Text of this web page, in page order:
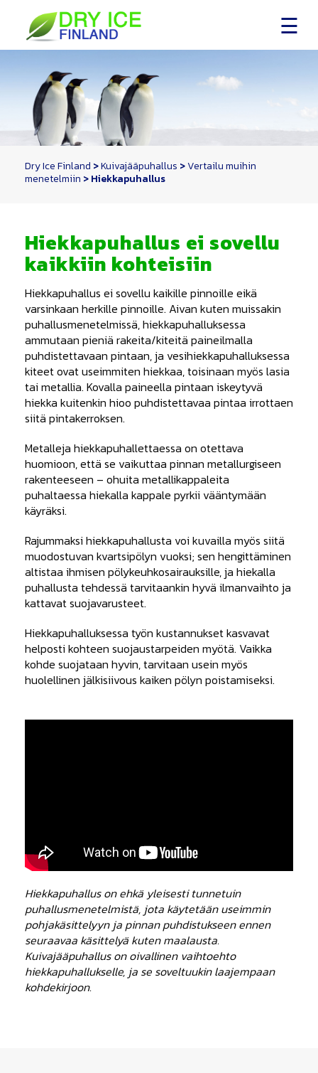
content
Dry Ice Finland >Kuivajääpuhallus >Vertailu muihin
menetelmiin >Hiekkapuhallus
Hiekkapuhallus ei sovellu
kaikkiin kohteisiin
Hiekkapuhallus ei sovellu kaikille pinnoille eikä
varsinkaan herkille pinnoille. Aivan kuten muissakin
puhallusmenetelmissä, hiekkapuhalluksessa
ammutaan pieniä rakeita/kiteitä paineilmalla
puhdistettavaan pintaan, ja vesihiekkapuhalluksessa
kiteet ovat useimmiten hiekkaa, toisinaan myös lasia
tai metallia. Kovalla paineella pintaan iskeytyvä
hiekka kuitenkin hioo puhdistettavaa pintaa irrottaen
siitä pintakerroksen.
Metalleja hiekkapuhallettaessa on otettava
huomioon, että se vaikuttaa pinnan metallurgiseen
rakenteeseen – ohuita metallikappaleita
puhaltaessa hiekalla kappale pyrkii vääntymään
käyräksi.
Rajummaksi hiekkapuhallusta voi kuvailla myös siitä
muodostuvan kvartsipölyn vuoksi; sen hengittäminen
altistaa ihmisen pölykeuhkosairauksille, ja hiekalla
puhallusta tehdessä tarvitaankin hyvä ilmanvaihto ja
kattavat suojavarusteet.
Hiekkapuhalluksessa työn kustannukset kasvavat
helposti kohteen suojaustarpeiden myötä. Vaikka
kohde suojataan hyvin, tarvitaan usein myös
huolellinen jälkisiivous kaiken pölyn poistamiseksi.
Hiekkapuhallus on ehkä yleisesti tunnetuin
puhallusmenetelmistä, jota käytetään useimmin
pohjakäsittelyyn ja pinnan puhdistukseen ennen
seuraavaa käsittelyä kuten maalausta.
Kuivajääpuhallus on oivallinen vaihtoehto
hiekkapuhallukselle, ja se soveltuukin laajempaan
kohdekirjoon.